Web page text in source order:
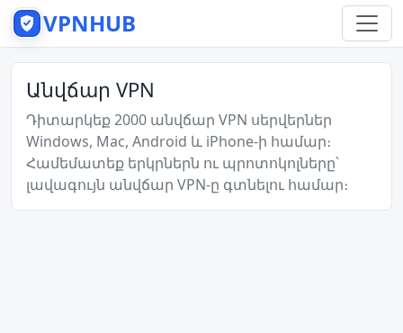
VPNHUB
Անվճար VPN
Դիտարկեք 2000 անվճար VPN սերվերներ
Windows, Mac, Android և iPhone-ի համար։
Համեմատեք երկրներն ու պրոտոկոլները՝
լավագույն անվճար VPN-ը գտնելու համար։